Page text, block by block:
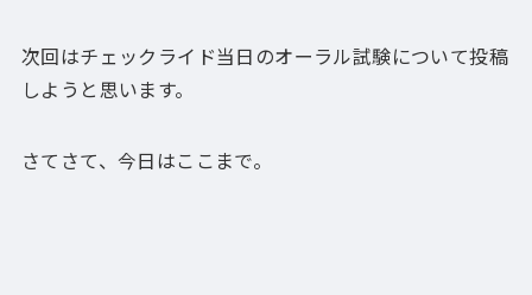
次回はチェックライド当日のオーラル試験について投稿
しようと思います。
さてさて、今日はここまで。